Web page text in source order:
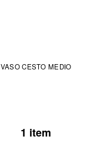
VASO CESTO MEDIO
1 item